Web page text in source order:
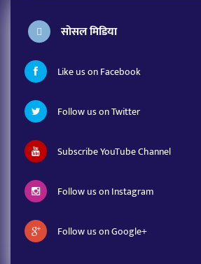
सोसल मिडिया
Like us on Facebook
Follow us on Twitter
Subscribe YouTube Channel
Follow us on Instagram
Follow us on Google+